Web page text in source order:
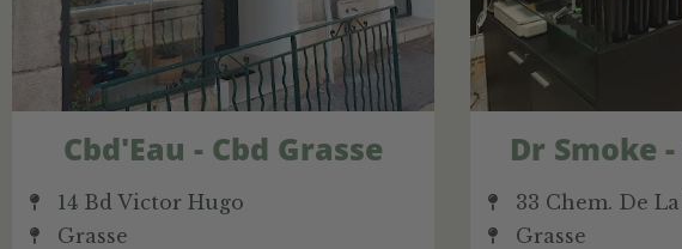
Cbd'Eau - Cbd Grasse
14 Bd Victor Hugo
Grasse
Dr Smoke
33 Chem. De
Grasse